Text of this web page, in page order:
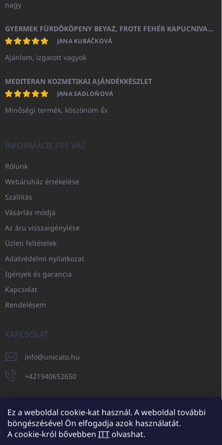
Ez a weboldal cookie-kat használ. A weboldal további
böngészésével Ön elfogadja azok használatát.
A cookie-król bővebben ITTolvashat.
nagy
GYERMEK FÜRDŐKÖPENY BEYAZ, FROTE FEHÉR KAPUCNIVAL (400GR)
JANA KUBÁČKOVÁ
Ajánlom, izgatott vagyok
MEDITERAN KOZMETIKAI AJÁNDÉKKÉSZLET
JANA SADLOŇOVÁ
Minőségi termék, köszönöm 👍
INFORMÁCIE PRE VÁS
Rólunk
Webáruház értékelése
Szállítás
Vásárlás módja
Az áru visszaigénylése
Üzleti feltételek
Adatvédelmi nyilatkozat
Igények és garancia
Kapcsolat
Rendelésem
KAPCSOLAT
info@unicato.hu
+421940652650
UNICATO.sk UNICATOshop.cz UNICATO.at UNICATO.hu
UNICATOshop.pl UNICATOshop.de